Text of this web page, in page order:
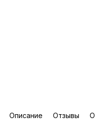
Описание Отзывы